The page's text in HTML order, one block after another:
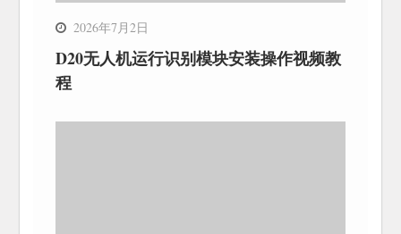
2026年7月2日
D20无人机运行识别模块安装操作视频教
程